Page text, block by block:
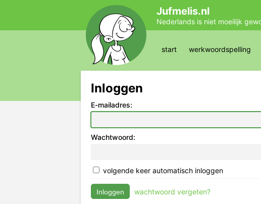
Jufmelis.nl
Nederlands is niet moeilijk
start werkwoordspelling
Inloggen
E-mailadres:
Wachtwoord:
volgende keer automatisch inloggen
Inloggen wachtwoord vergeten?